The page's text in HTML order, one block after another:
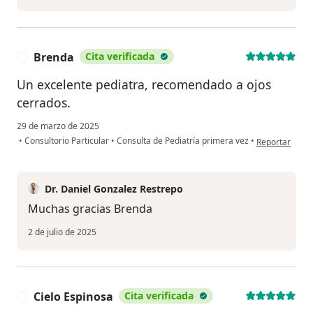
Brenda Cita verificada
Un excelente pediatra, recomendado a ojos
cerrados.
29 de marzo de 2025
• Consultorio Particular • Consulta de Pediatría primera vez • en opinión
Reportar
Dr. Daniel Gonzalez Restrepo
Muchas gracias Brenda
2 de julio de 2025
Cielo Espinosa Cita verificada